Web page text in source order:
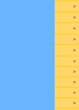
»
»
»
»
»
»
»
»
»
»